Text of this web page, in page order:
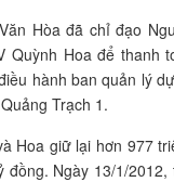
Hòa đã chỉ đạo
Quỳnh Hoa để thanh
hành ban quản lý
Trạch 1.
Hoa giữ lại hơn 977
đồng. Ngày 13/1/